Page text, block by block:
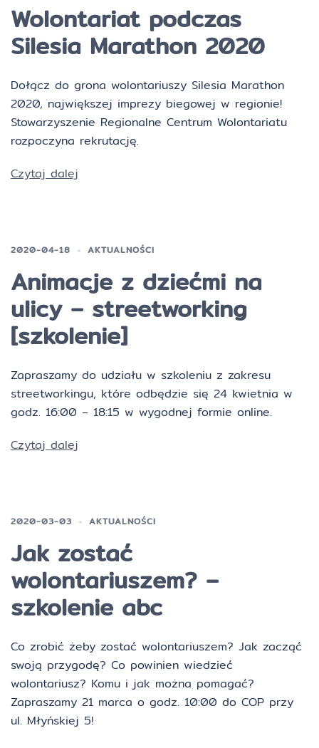
Wolontariat podczas
Silesia Marathon 2020
Dołącz do grona wolontariuszy Silesia Marathon
2020, największej imprezy biegowej w regionie!
Stowarzyszenie Regionalne Centrum Wolontariatu
rozpoczyna rekrutację.
Czytaj dalej
2020-04-18 AKTUALNOŚCI
Animacje z dziećmi na
ulicy – streetworking
[szkolenie]
Zapraszamy do udziału w szkoleniu z zakresu
streetworkingu, które odbędzie się 24 kwietnia w
godz. 16:00 – 18:15 w wygodnej formie online.
Czytaj dalej
2020-03-03 AKTUALNOŚCI
Jak zostać
wolontariuszem? –
szkolenie abc
Co zrobić żeby zostać wolontariuszem? Jak zacząć
swoją przygodę? Co powinien wiedzieć
wolontariusz? Komu i jak można pomagać?
Zapraszamy 21 marca o godz. 10:00 do COP przy
ul. Młyńskiej 5!